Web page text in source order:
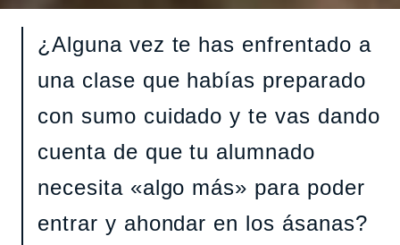
¿Alguna vez te has enfrentado a
una clase que habías preparado
con sumo cuidado y te vas dando
cuenta de que tu alumnado
necesita «algo más» para poder
entrar y ahondar en los ásanas?